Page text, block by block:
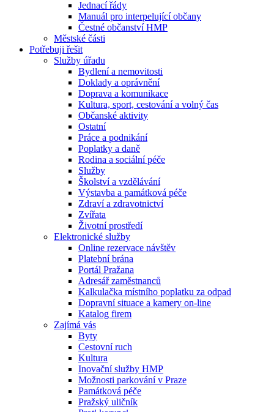
Jednací řády
Manuál pro interpelující občany
Čestné občanství HMP
Městské části
Potřebuji řešit
Služby úřadu
Bydlení a nemovitosti
Doklady a oprávnění
Doprava a komunikace
Kultura, sport, cestování a volný čas
Občanské aktivity
Ostatní
Práce a podnikání
Poplatky a daně
Rodina a sociální péče
Služby
Školství a vzdělávání
Výstavba a památková péče
Zdraví a zdravotnictví
Zvířata
Životní prostředí
Elektronické služby
Online rezervace návštěv
Platební brána
Portál Pražana
Adresář zaměstnanců
Kalkulačka místního poplatku za odpad
Dopravní situace a kamery on-line
Katalog firem
Zajímá vás
Byty
Cestovní ruch
Kultura
Inovační služby HMP
Možnosti parkování v Praze
Památková péče
Pražský uličník